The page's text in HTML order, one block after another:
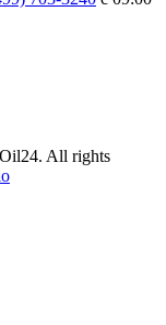
All rights